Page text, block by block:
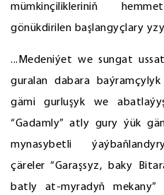
mümkinçilikleriniň
gönükdirilen başlangyçlary
...Medeniýet we sungat
guralan dabara baýramçylyk
gämi gurluşyk we
“Gadamly” atly gury ýük
mynasybetli
çäreler “Garaşsyz, baky
batly at-myradyň mekany”